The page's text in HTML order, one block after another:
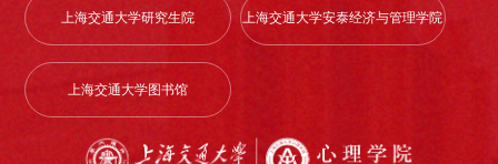
上海交通大学研究生院 上海交通大学安泰经济与管理学院
上海交通大学图书馆